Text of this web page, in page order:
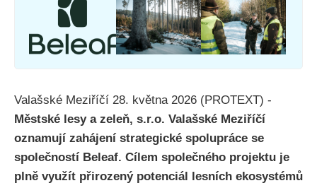
Valašské Meziříčí 28. května 2026 (PROTEXT) -
Městské lesy a zeleň, s.r.o. Valašské Meziříčí
oznamují zahájení strategické spolupráce se
společností Beleaf. Cílem společného projektu je
plně využít přirozený potenciál lesních ekosystémů